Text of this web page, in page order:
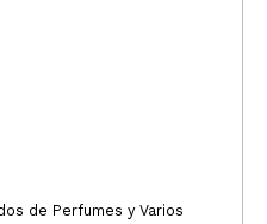
de Perfumes y Varios